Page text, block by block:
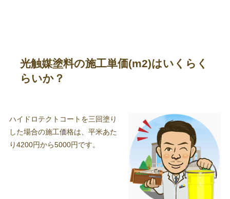
光触媒塗料の施工単価(m2)はいくらく
らいか？
ハイドロテクトコートを三回塗り
した場合の施工価格は、平米あた
り4200円から5000円です。